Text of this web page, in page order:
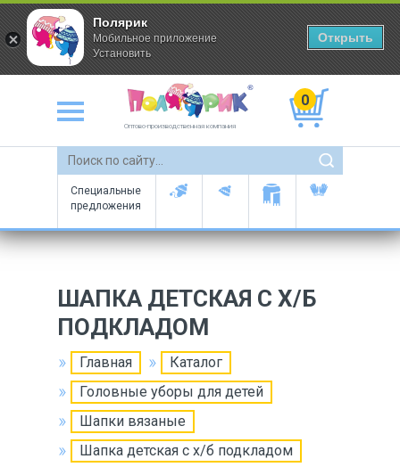
Оптово-производственная компания
0
Специальные
предложения
ШАПКА ДЕТСКАЯ С Х/Б
ПОДКЛАДОМ
Главная
Каталог
Головные уборы для детей
Шапки вязаные
Шапка детская с х/б подкладом
Полярик
Мобильное приложение
Установить
Открыть